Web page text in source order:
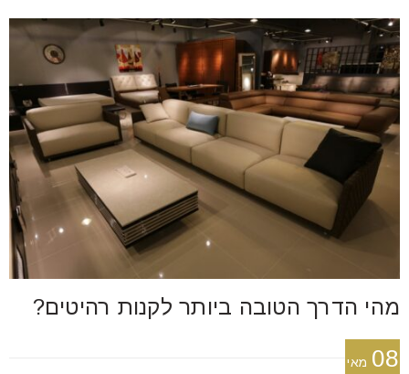
מהי הדרך הטובה ביותר לקנות רהיטים?
08 מאי